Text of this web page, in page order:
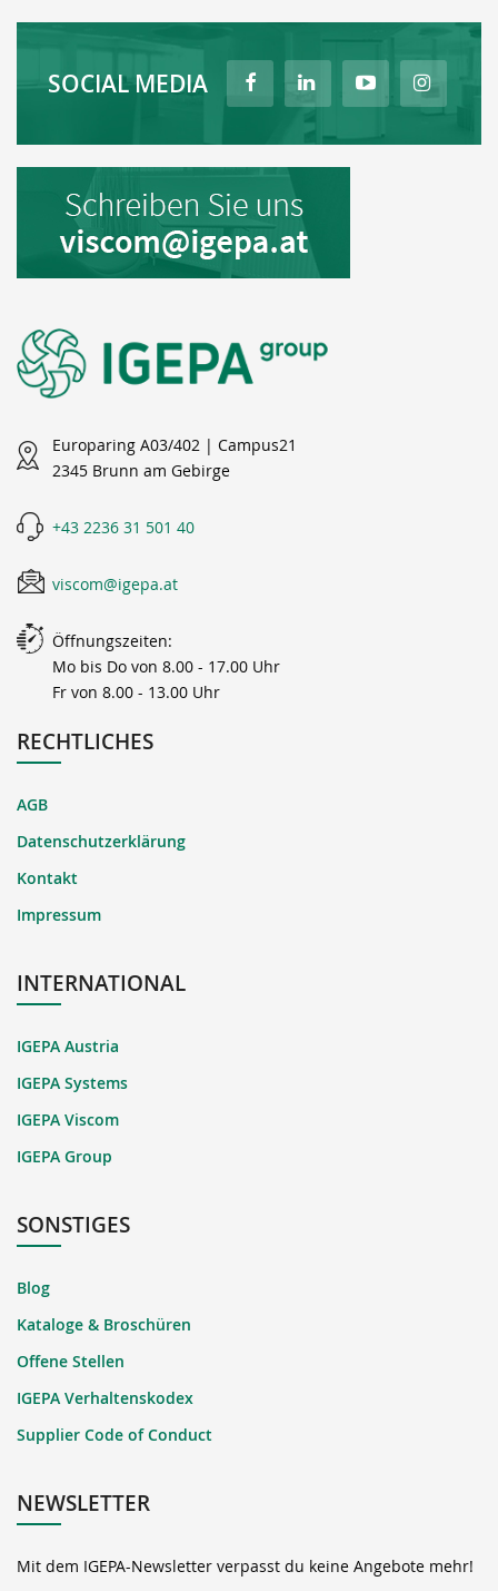
SOCIAL MEDIA
Europaring A03/402 | Campus21
2345 Brunn am Gebirge
+43 2236 31 501 40
viscom@igepa.at
Öffnungszeiten:
Mo bis Do von 8.00 - 17.00 Uhr
Fr von 8.00 - 13.00 Uhr
RECHTLICHES
AGB
Datenschutzerklärung
Kontakt
Impressum
INTERNATIONAL
IGEPA Austria
IGEPA Systems
IGEPA Viscom
IGEPA Group
SONSTIGES
Blog
Kataloge & Broschüren
Offene Stellen
IGEPA Verhaltenskodex
Supplier Code of Conduct
NEWSLETTER
Mit dem IGEPA-Newsletter verpasst du keine Angebote mehr!